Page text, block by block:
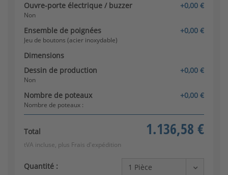
Ouvre-porte électrique / buzzer +0,00 €
Non
Ensemble de poignées +0,00 €
Jeu de boutons (acier inoxydable)
Dimensions
Dessin de production
+0,00 €
Non
Nombre de poteaux +0,00 €
Nombre de poteaux :
Total 1.136,58 €
tVA incluse, plus Frais d'expédition
Quantité :